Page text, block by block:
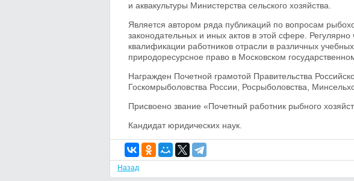
и аквакультуры Министерства сельского хозяйства.
Является автором ряда публикаций по вопросам
законодательных и иных актов в этой сфере.
квалификации работников отрасли в различных
природоресурсное право в Московском
Награжден Почетной грамотой Правительства
Госкомрыболовства России, Росрыболовства,
Присвоено звание «Почетный работник рыбного
Кандидат юридических наук.
Назад